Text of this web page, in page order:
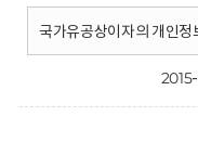
국가유공상이자의 개인정